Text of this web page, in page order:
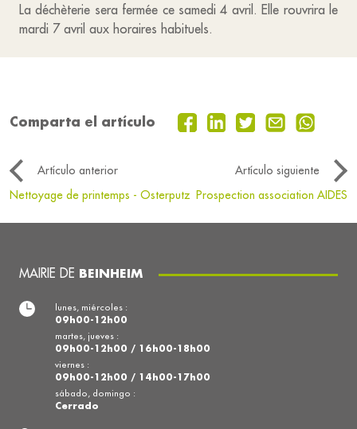
La déchèterie sera fermée ce samedi 4 avril. Elle rouvrira le
mardi 7 avril aux horaires habituels.
Comparta el artículo
Artículo anterior
Artículo siguiente
Nettoyage de printemps - Osterputz Prospection association AIDES
MAIRIE DE BEINHEIM
lunes, miércoles :
09h00-12h00
martes, jueves :
09h00-12h00 / 16h00-18h00
viernes :
09h00-12h00 / 14h00-17h00
sábado, domingo :
Cerrado